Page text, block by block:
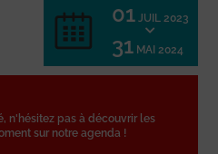
01 JUIL 2023
31 MAI 2024
n'hésitez pas à découvrir les
sur notre agenda !